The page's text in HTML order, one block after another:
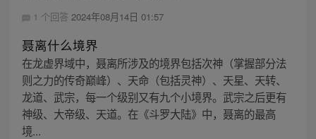
1 个回答 2024年08月14日 01:57
聂离什么境界
在龙虚界域中，聂离所涉及的境界包括次神（掌握部分法
则之力的传奇巅峰）、天命（包括灵神）、天星、天转、
龙道、武宗，每一个级别又有九个小境界。武宗之后更有
神级、大帝级、天道。在《斗罗大陆》中，聂离的最高
境...